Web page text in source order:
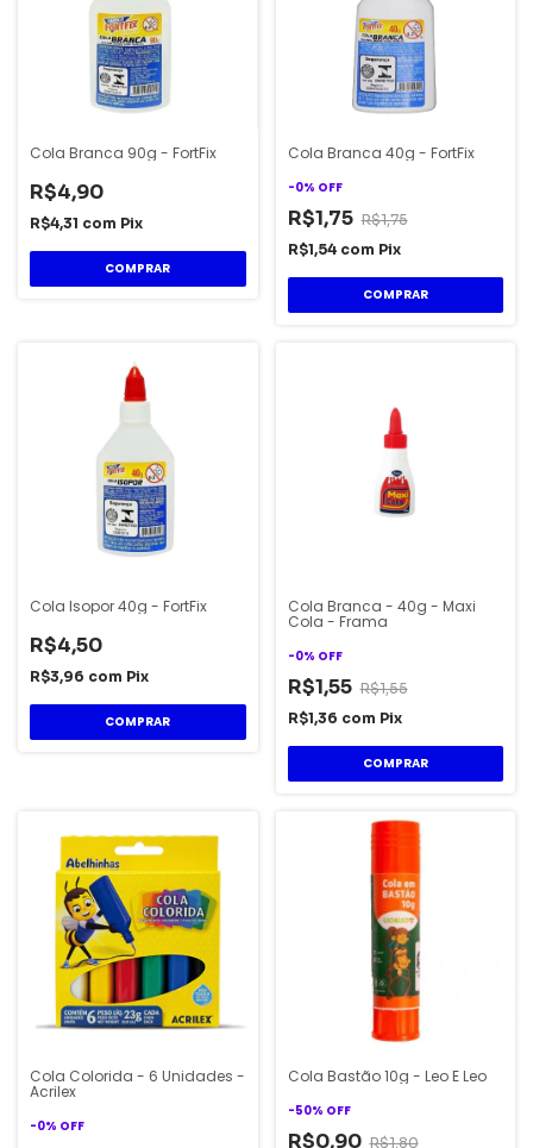
Cola Branca 90g - FortFix
R$4,90
R$4,31 com Pix
Cola Branca 40g - FortFix
-0% OFF
R$1,75 R$1,75
R$1,54 com Pix
Cola Isopor 40g - FortFix
R$4,50
R$3,96 com Pix
Cola Branca - 40g - Maxi
Cola - Frama
-0% OFF
R$1,55 R$1,55
R$1,36 com Pix
Cola Colorida - 6 Unidades -
Acrilex
-0% OFF
Cola Bastão 10g - Leo E Leo
-50% OFF
R$0,90 R$1,80